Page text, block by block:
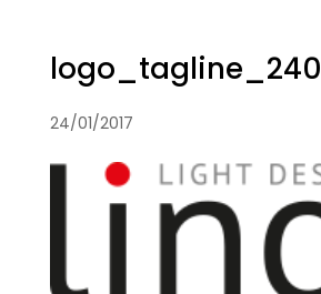
logo_tagline_240
24/01/2017